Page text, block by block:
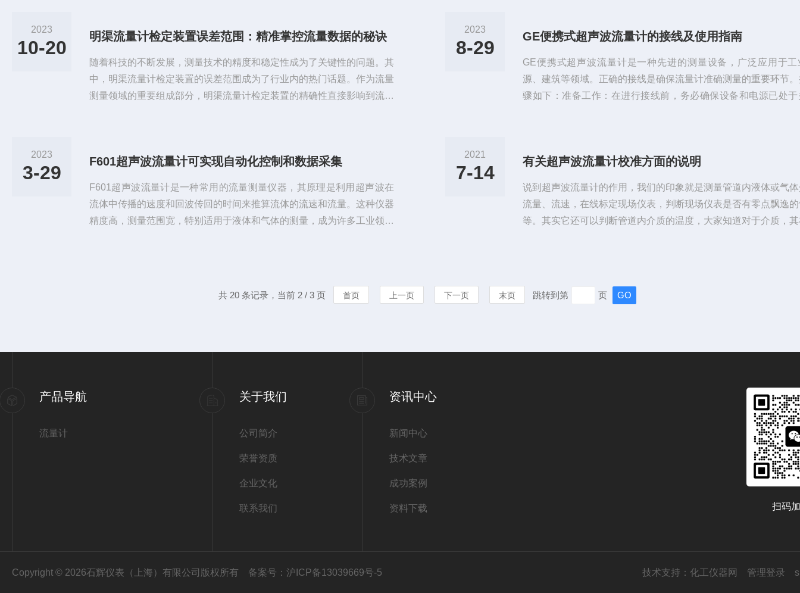
用于金属管、塑料管及混凝土内衬管线，安装简便且成本低。湿式传感
的速度，进而得到流量。这一过程要求管材能够有效地传递超声
2023
10-20
明渠流量计检定装置误差范围：精准掌控流量数据的秘诀
随着科技的不断发展，测量技术的精度和稳定性成为了关键性的问题。其
中，明渠流量计检定装置的误差范围成为了行业内的热门话题。作为流量
测量领域的重要组成部分，明渠流量计检定装置的精确性直接影响到流量
源、化工、水利等领域，流量的准确测量非常重要，因为它直接影响到生
2023
8-29
GE便携式超声波流量计的接线及使用指南
GE便携式超声波流量计是一种先进的测量设备，广泛应用于工
源、建筑等领域。正确的接线是确保流量计准确测量的重要环节
骤如下：准备工作：在进行接线前，务必确保设备和电源已处
齐并牢固连接电源接线：将电源线正确插入流量计的电源接口中
2023
3-29
F601超声波流量计可实现自动化控制和数据采集
F601超声波流量计是一种常用的流量测量仪器，其原理是利用超声波在
流体中传播的速度和回波传回的时间来推算流体的流速和流量。这种仪器
精度高，测量范围宽，特别适用于液体和气体的测量，成为许多工业领域
出给显示器显示。因此，具备非接触式测量的特点，不容易受到流体脏
2021
7-14
有关超声波流量计校准方面的说明
说到超声波流量计的作用，我们的印象就是测量管道内液体或气
流量、流速，在线标定现场仪表，判断现场仪表是否有零点飘逸
等。其实它还可以判断管道内介质的温度，大家知道对于介质，
业需求很大，比如有些介质易燃、易爆，或者不同类化学物质一
产生连锁的化学反应，有造成事故的...
共 20 条记录，当前 2 / 3 页 首页 上一页 下一页 末页 跳转到第 页
产品导航
流量计
关于我们
公司简介
荣誉资质
企业文化
联系我们
资讯中心
新闻中心
技术文章
成功案例
资料下载 扫码
Copyright © 2026石辉仪表（上海）有限公司版权所有 备案号：沪ICP备13039669号-5 技术支持： 化工仪器网 管理登录